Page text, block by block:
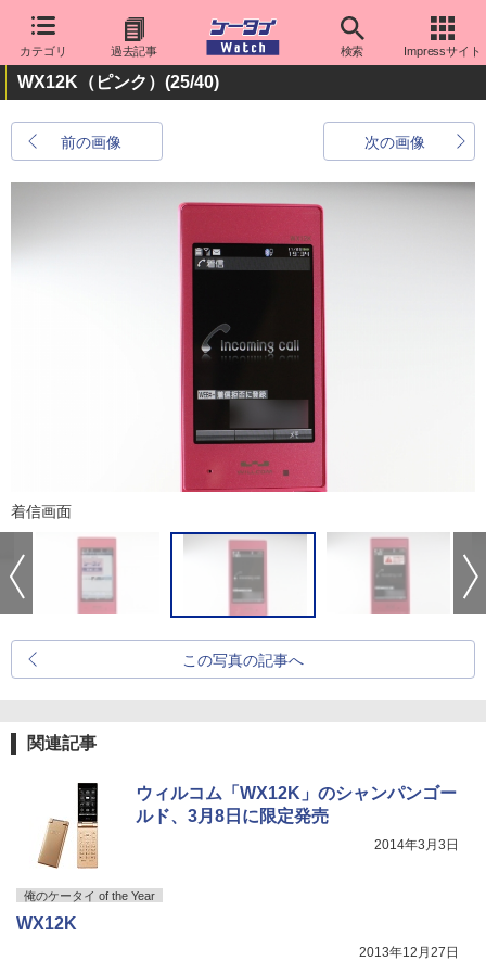
カテゴリ 過去記事 検索 Impressサイト
WX12K（ピンク） (25/40)
前の画像 次の画像
着信画面
この写真の記事へ
関連記事
ウィルコム「WX12K」のシャンパンゴー
ルド、3月8日に限定発売
2014年3月3日
俺のケータイ of the Year
WX12K
2013年12月27日